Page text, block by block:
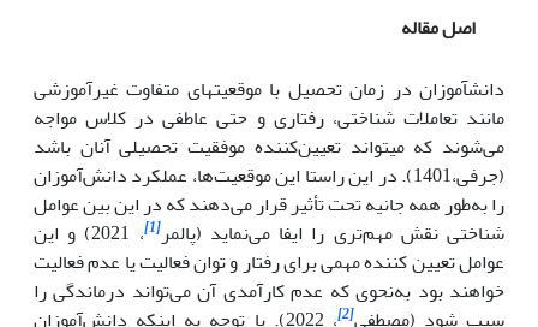
اصل مقاله
دانش­آموزان در زمان تحصیل با موقعیت­های متفاوت غیرآموزشی
مانند تعاملات شناختی، رفتاری و حتی عاطفی در کلاس مواجه
می‌شوند که می­تواند تعیین‌کننده موفقیت تحصیلی آنان باشد
(جرفی،1401). در این راستا این موقعیت‌ها، عملکرد دانش‌آموزان
را به‌طور همه‌ جانیه تحت تأثیر قرار می‌دهند که در این بین عوامل
شناختی نقش مهم‌تری را ایفا می‌نماید (پالمر[1]
، 2021) و این
عوامل تعیین کننده مهمی برای رفتار و توان فعالیت یا عدم فعالیت
خواهند بود به‌نحوی که عدم کارآمدی آن می‌تواند درماندگی را
سبب شود (مصطفی[2]
، 2022). ﺑﺎ ﺗﻮﺟﻪ ﺑﻪ اﯾﻨﮑﻪ دانش‌آموزان